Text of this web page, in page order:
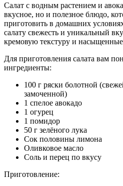
Салат с водным растением и
вкусное, но и полезное блюдо,
приготовить в домашних
салату свежесть и уникальный
кремовую текстуру и
Для приготовления салата вам
ингредиенты:
100 г ряски болотной
замоченной)
1 спелое авокадо
1 огурец
1 помидор
50 г зелёного лука
Сок половины лимона
Оливковое масло
Соль и перец по вкусу
Приготовление: